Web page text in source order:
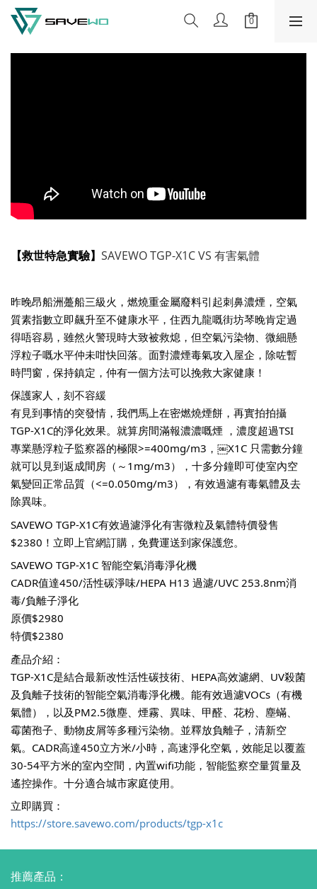
【救世特急實驗】 SAVEWO TGP-X1C VS 有害氣體
昨晚昂船洲躉船三級火，燃燒重金屬廢料引起刺鼻濃煙，空氣
質素指數立即飆升至不健康水平，住西九龍嘅街坊琴晚肯定過
得唔容易，雖然火警現時大致被救熄，但空氣污染物、微細懸
浮粒子嘅水平仲未咁快回落。面對濃煙毒氣攻入屋企，除咗暫
時閂窗，保持鎮定，仲有一個方法可以挽救大家健康！
保護家人，刻不容緩
有見到事情的突發情，我們馬上在密燃燒煙餅，再實拍拍攝
TGP-X1C的淨化效果。就算房間滿報濃濃嘅煙 ，濃度超過TSI
專業懸浮粒子監察器的極限>=400mg/m3，￼X1C 只需數分鐘
就可以見到返成間房（～1mg/m3），十多分鐘即可使室內空
氣變回正常品質（<=0.050mg/m3），有效過濾有毒氣體及去
除異味。
SAVEWO TGP-X1C有效過濾淨化有害微粒及氣體特價發售
$2380！立即上官網訂購，免費運送到家保護您。
SAVEWO TGP-X1C 智能空氣消毒淨化機
CADR值達450/活性碳淨味/HEPA H13 過濾/UVC 253.8nm消
毒/負離子淨化
原價$2980
特價$2380
產品介紹：
TGP-X1C是結合最新改性活性碳技術、HEPA高效濾網、UV殺菌
及負離子技術的智能空氣消毒淨化機。能有效過濾VOCs（有機
氣體），以及PM2.5微塵、煙霧、異味、甲醛、花粉、塵蟎、
霉菌孢子、動物皮屑等多種污染物。並釋放負離子，清新空
氣。CADR高達450立方米/小時，高速淨化空氣，效能足以覆蓋
30-54平方米的室內空間，內置wifi功能，智能監察空量質量及
遙控操作。十分適合城市家庭使用。
立即購買：
https://store.savewo.com/products/tgp-x1c
推薦產品：